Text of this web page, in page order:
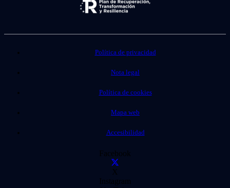
Política de privacidad
Nota legal
Política de cookies
Mapa web
Accesibilidad
Facebook
X
Instagram